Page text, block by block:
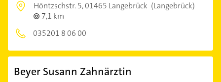
Höntzschstr. 5,01465 Langebrück (Langebrück)
7,1 km
035201 8 06 00
Beyer Susann Zahnärztin